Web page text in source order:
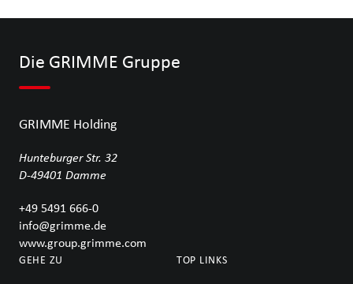
Die GRIMME Gruppe
GRIMME Holding
Hunteburger Str. 32
D-49401 Damme
+49 5491 666-0
info@grimme.de
www.group.grimme.com
GEHE ZU TOP LINKS